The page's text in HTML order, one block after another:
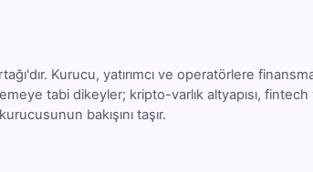
Kurucu, yatırımcı ve operatörlere
tabi dikeyler; kripto-varlık altyapısı,
bakışını taşır.